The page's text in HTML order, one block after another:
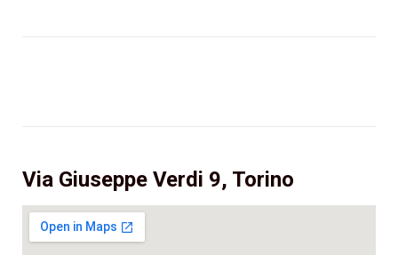
Via Giuseppe Verdi 9, Torino